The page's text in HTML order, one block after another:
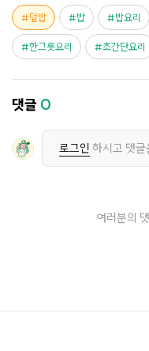
덮밥 밥 밥요리
한그릇요리 초간단요리
댓글 0
로그인 하시고 댓
여러분의